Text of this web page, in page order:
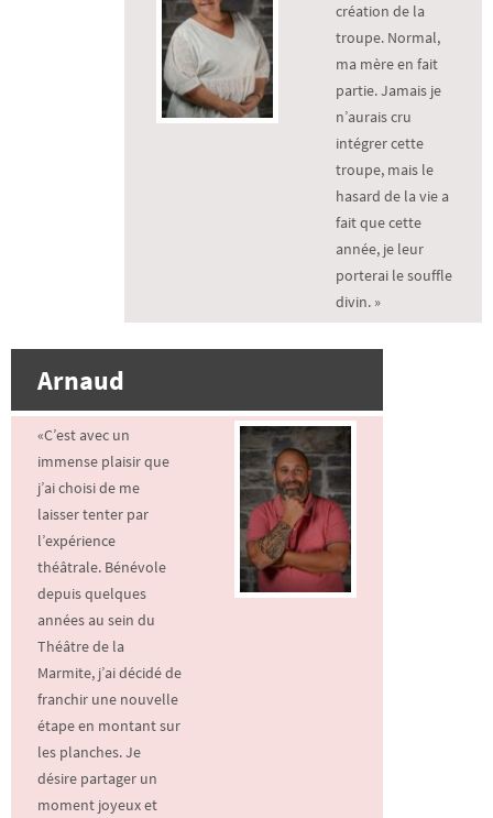
création de la
troupe. Normal,
ma mère en fait
partie. Jamais je
n’aurais cru
intégrer cette
troupe, mais le
hasard de la vie a
fait que cette
année, je leur
porterai le souffle
divin. »
Arnaud
«C’est avec un
immense plaisir que
j’ai choisi de me
laisser tenter par
l’expérience
théâtrale. Bénévole
depuis quelques
années au sein du
Théâtre de la
Marmite, j’ai décidé de
franchir une nouvelle
étape en montant sur
les planches. Je
désire partager un
moment joyeux et